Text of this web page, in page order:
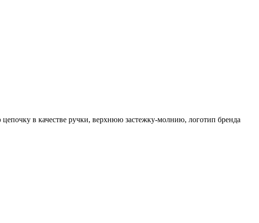
в качестве ручки, верхнюю застежку-молнию, логотип бренда